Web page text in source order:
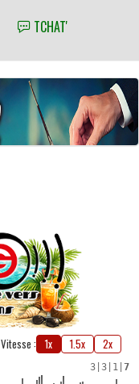
TCHAT'
Vitesse : 1x 1.5x 2x
3 3 1 7